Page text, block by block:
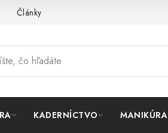
Články
KADERNÍCTVO MANIKÚRA